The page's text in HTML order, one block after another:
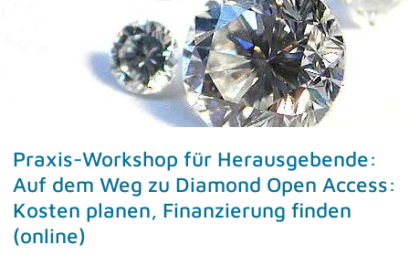
Praxis-Workshop für Herausgebende:
Auf dem Weg zu Diamond Open Access:
Kosten planen, Finanzierung finden
(online)